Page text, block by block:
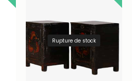
Rupture de stock